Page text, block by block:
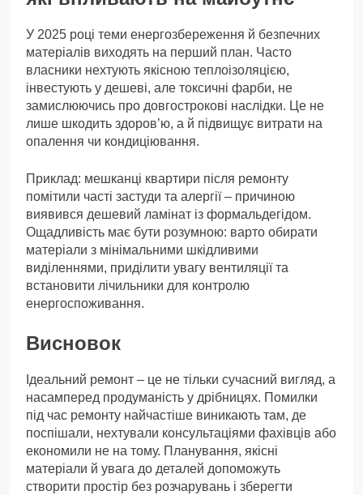
У 2025 році теми енергозбереження й безпечних
матеріалів виходять на перший план. Часто
власники нехтують якісною теплоізоляцією,
інвестують у дешеві, але токсичні фарби, не
замислюючись про довгострокові наслідки. Це не
лише шкодить здоров’ю, а й підвищує витрати на
опалення чи кондиціювання.
Приклад: мешканці квартири після ремонту
помітили часті застуди та алергії – причиною
виявився дешевий ламінат із формальдегідом.
Ощадливість має бути розумною: варто обирати
матеріали з мінімальними шкідливими
виділеннями, приділити увагу вентиляції та
встановити лічильники для контролю
енергоспоживання.
Висновок
Ідеальний ремонт – це не тільки сучасний вигляд, а
насамперед продуманість у дрібницях. Помилки
під час ремонту найчастіше виникають там, де
поспішали, нехтували консультаціями фахівців або
економили не на тому. Планування, якісні
матеріали й увага до деталей допоможуть
створити простір без розчарувань і зберегти